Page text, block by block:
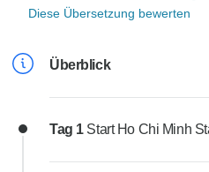
Diese Übersetzung bewerten
Überblick
Tag 1 Start Ho Chi Minh